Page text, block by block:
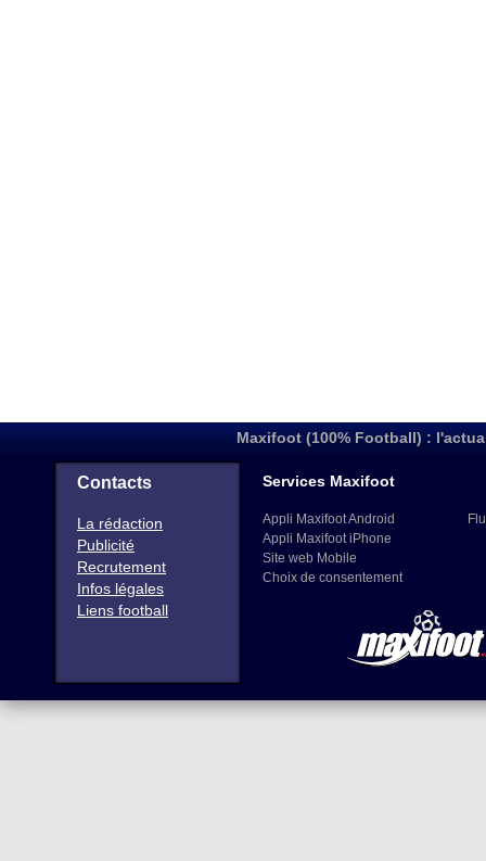
Maxifoot (100% Football) :
Contacts
La rédaction
Publicité
Recrutement
Infos légales
Liens football
Services Maxifoot
Appli Maxifoot Android
Appli Maxifoot iPhone
Site web Mobile
Choix de consentement